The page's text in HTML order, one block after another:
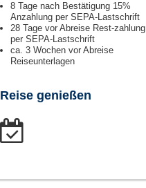
8 Tage nach Bestätigung 15%
Anzahlung per SEPA-Lastschrift
28 Tage vor Abreise Rest-zahlung
per SEPA-Lastschrift
ca. 3 Wochen vor Abreise
Reiseunterlagen
Reise genießen